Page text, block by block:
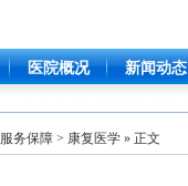
医院概况 新闻动态
服务保障 > 康复医学 » 正文